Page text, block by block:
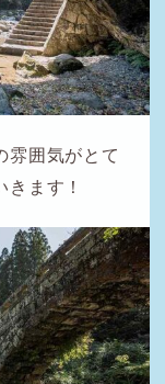
雰囲気がとて
ます！